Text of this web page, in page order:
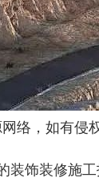
络，如有侵
饰装修施